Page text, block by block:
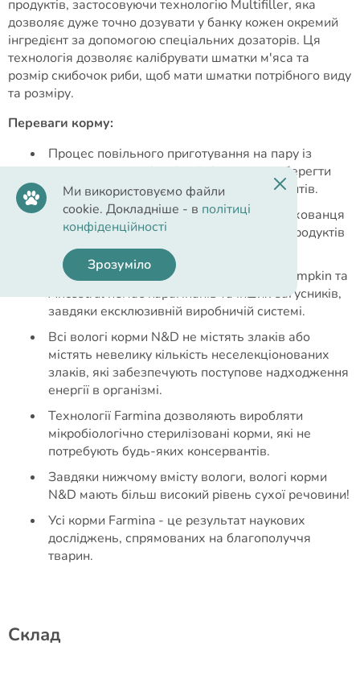
продуктів, застосовуючи технологію Multifiller, яка
дозволяє дуже точно дозувати у банку кожен окремий
інгредієнт за допомогою спеціальних дозаторів. Ця
технологія дозволяє калібрувати шматки м'яса та
розмір скибочок риби, щоб мати шматки потрібного виду
та розміру.
Переваги корму:
Процес повільного приготування на пару із
сучасною стерилізацією їжі дозволяє зберегти
органолептичні характеристики інгредієнтів.
Щоб захистити благополуччя вашого вихованця
та забезпечити принцип натуральності продуктів
N&D, банки не містять BPA.
У вологих кормах Farmina N&D Prime, Pumpkin та
Ancestral немає карагінанів та інших загусників,
завдяки ексклюзивній виробничій системі.
Всі вологі корми N&D не містять злаків або
містять невелику кількість неселекціонованих
злаків, які забезпечують поступове надходження
енергії в організмі.
Технології Farmina дозволяють виробляти
мікробіологічно стерилізовані корми, які не
потребують будь-яких консервантів.
Завдяки нижчому вмісту вологи, вологі корми
N&D мають більш високий рівень сухої речовини!
Усі корми Farmina - це результат наукових
досліджень, спрямованих на благополуччя
тварин.
Cклад
Ми використовуємо файли
cookie. Докладніше - в політиці
конфіденційності
Зрозуміло